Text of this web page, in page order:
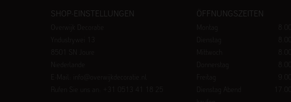
SHOP-EINSTELLUNGEN ÖFFNUNGSZEITEN